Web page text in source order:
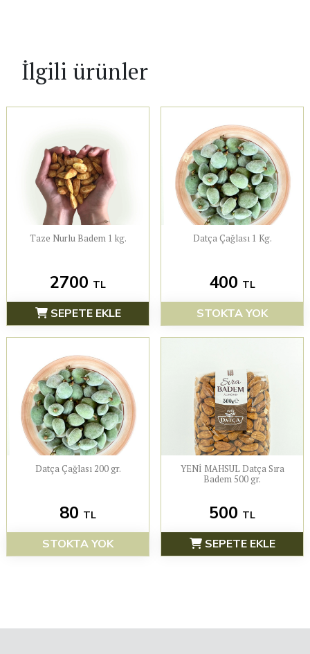
İlgili ürünler
Taze Nurlu Badem 1 kg.
2700 TL
SEPETE EKLE
Datça Çağlası 1 Kg.
400 TL
STOKTA YOK
Datça Çağlası 200 gr.
80 TL
STOKTA YOK
YENİ MAHSUL Datça Sıra
Badem 500 gr.
500 TL
SEPETE EKLE